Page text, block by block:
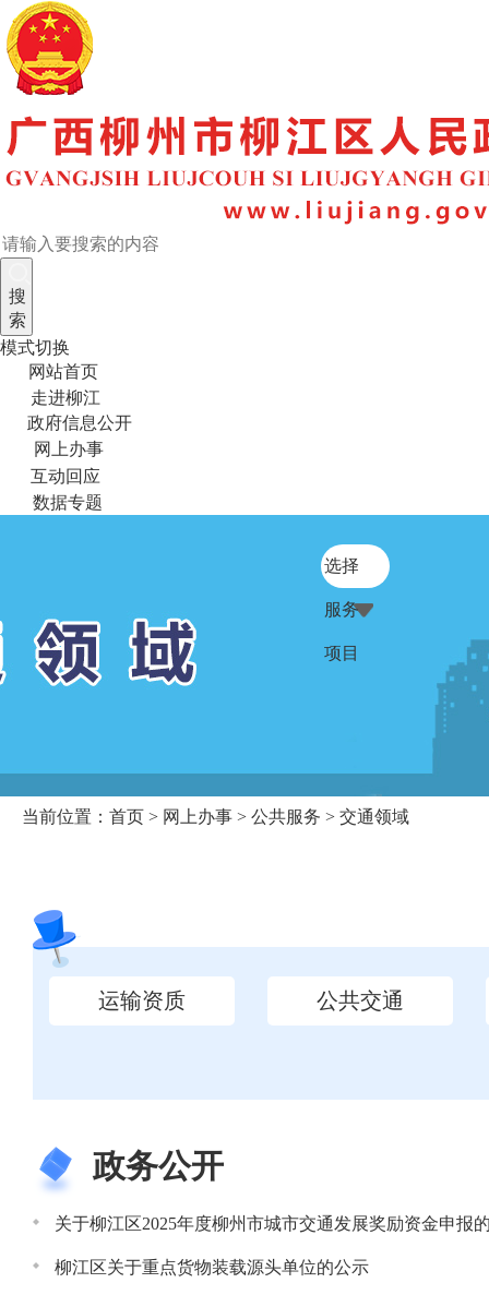
搜
索
模式切换
网站首页
走进柳江
政府信息公开
网上办事
互动回应
数据专题
选择
服务
项目
当前位置： 首页 > 网上办事 > 公共服务 > 交通领域
运输资质 公共交通
政务公开
关于柳江区2025年度柳州市城市交通发展奖励资金申报
柳江区关于重点货物装载源头单位的公示